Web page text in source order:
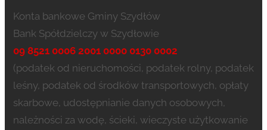
Konta bankowe Gminy Szydłów
Bank Spółdzielczy w Szydłowie
09 8521 0006 2001 0000 0130 0002
(podatek od nieruchomości, podatek rolny, podatek
leśny, podatek od środków transportowych, opłaty
skarbowe, udostępnianie danych osobowych,
należności za wodę, ścieki, wieczyste użytkowanie